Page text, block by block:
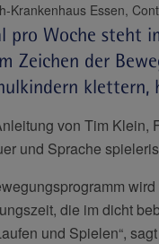
Elisabeth-
pro Woche steht
Zeichen der
klettern,
von Tim Klein,
und Sprache
die im dicht
und Spielen“,